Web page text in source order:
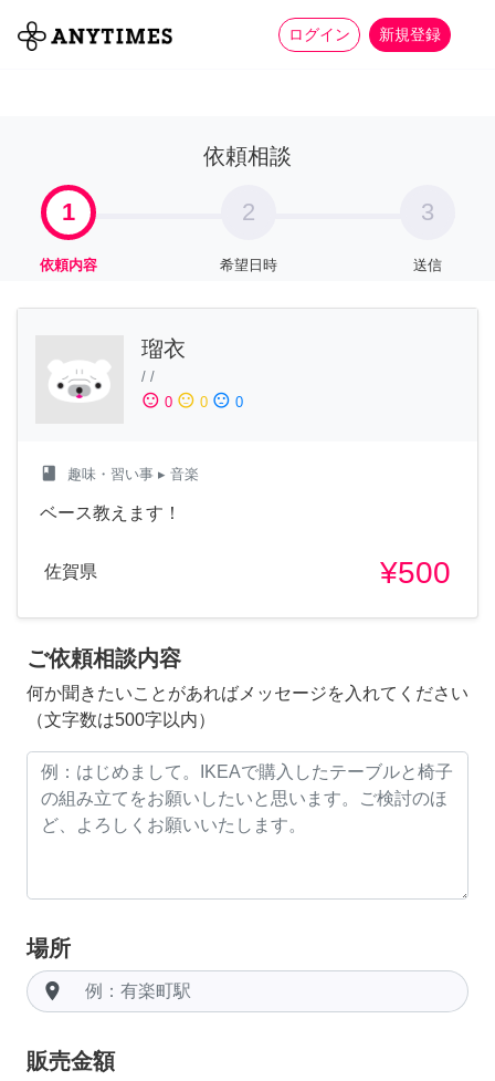
ログイン 新規登録
全て 家事 more_horiz
依頼相談
1
依頼内容
2
希望日時
3
送信
瑠衣
/ /
sentiment_satisfied 0 sentiment_neutral 0 sentiment_dissatisfied 0
class 趣味・習い事 ▸ 音楽
ベース教えます！
佐賀県 ¥500
ご依頼相談内容
何か聞きたいことがあればメッセージを入れてください
（文字数は500字以内）
場所
room
販売金額